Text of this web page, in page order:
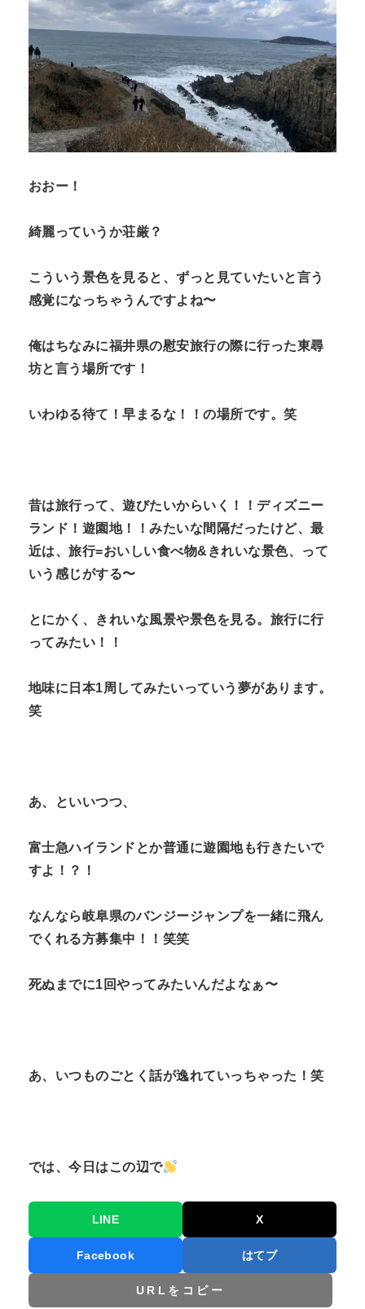
おおー！
綺麗っていうか荘厳？
こういう景色を見ると、ずっと見ていたいと言う
感覚になっちゃうんですよね〜
俺はちなみに福井県の慰安旅行の際に行った東尋
坊と言う場所です！
いわゆる待て！早まるな！！の場所です。笑
昔は旅行って、遊びたいからいく！！ディズニー
ランド！遊園地！！みたいな間隔だったけど、最
近は、旅行=おいしい食べ物&きれいな景色、って
いう感じがする〜
とにかく、きれいな風景や景色を見る。旅行に行
ってみたい！！
地味に日本1周してみたいっていう夢があります。
笑
あ、といいつつ、
富士急ハイランドとか普通に遊園地も行きたいで
すよ！？！
なんなら岐阜県のバンジージャンプを一緒に飛ん
でくれる方募集中！！笑笑
死ぬまでに1回やってみたいんだよなぁ〜
あ、いつものごとく話が逸れていっちゃった！笑
では、今日はこの辺で
LINE X
Facebook はてブ
URLをコピー